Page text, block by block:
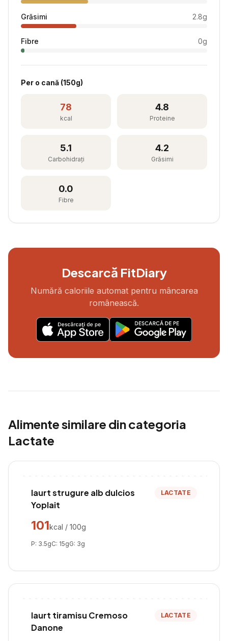
Grăsimi 2.8g
Fibre 0g
Per o cană (150g)
78
kcal
4.8
Proteine
5.1
Carbohidrați
4.2
Grăsimi
0.0
Fibre
Descarcă FitDiary
Numără caloriile automat pentru mâncarea
românească.
Alimente similare din categoria
Lactate
Iaurt strugure alb dulcios
Yoplait
LACTATE
101kcal / 100g
P: 3.5gC: 15gG: 3g
Iaurt tiramisu Cremoso
Danone
LACTATE